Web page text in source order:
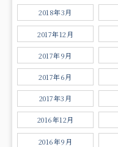
2018年3月
2017年12月
2017年9月
2017年6月
2017年3月
2016年12月
2016年9月